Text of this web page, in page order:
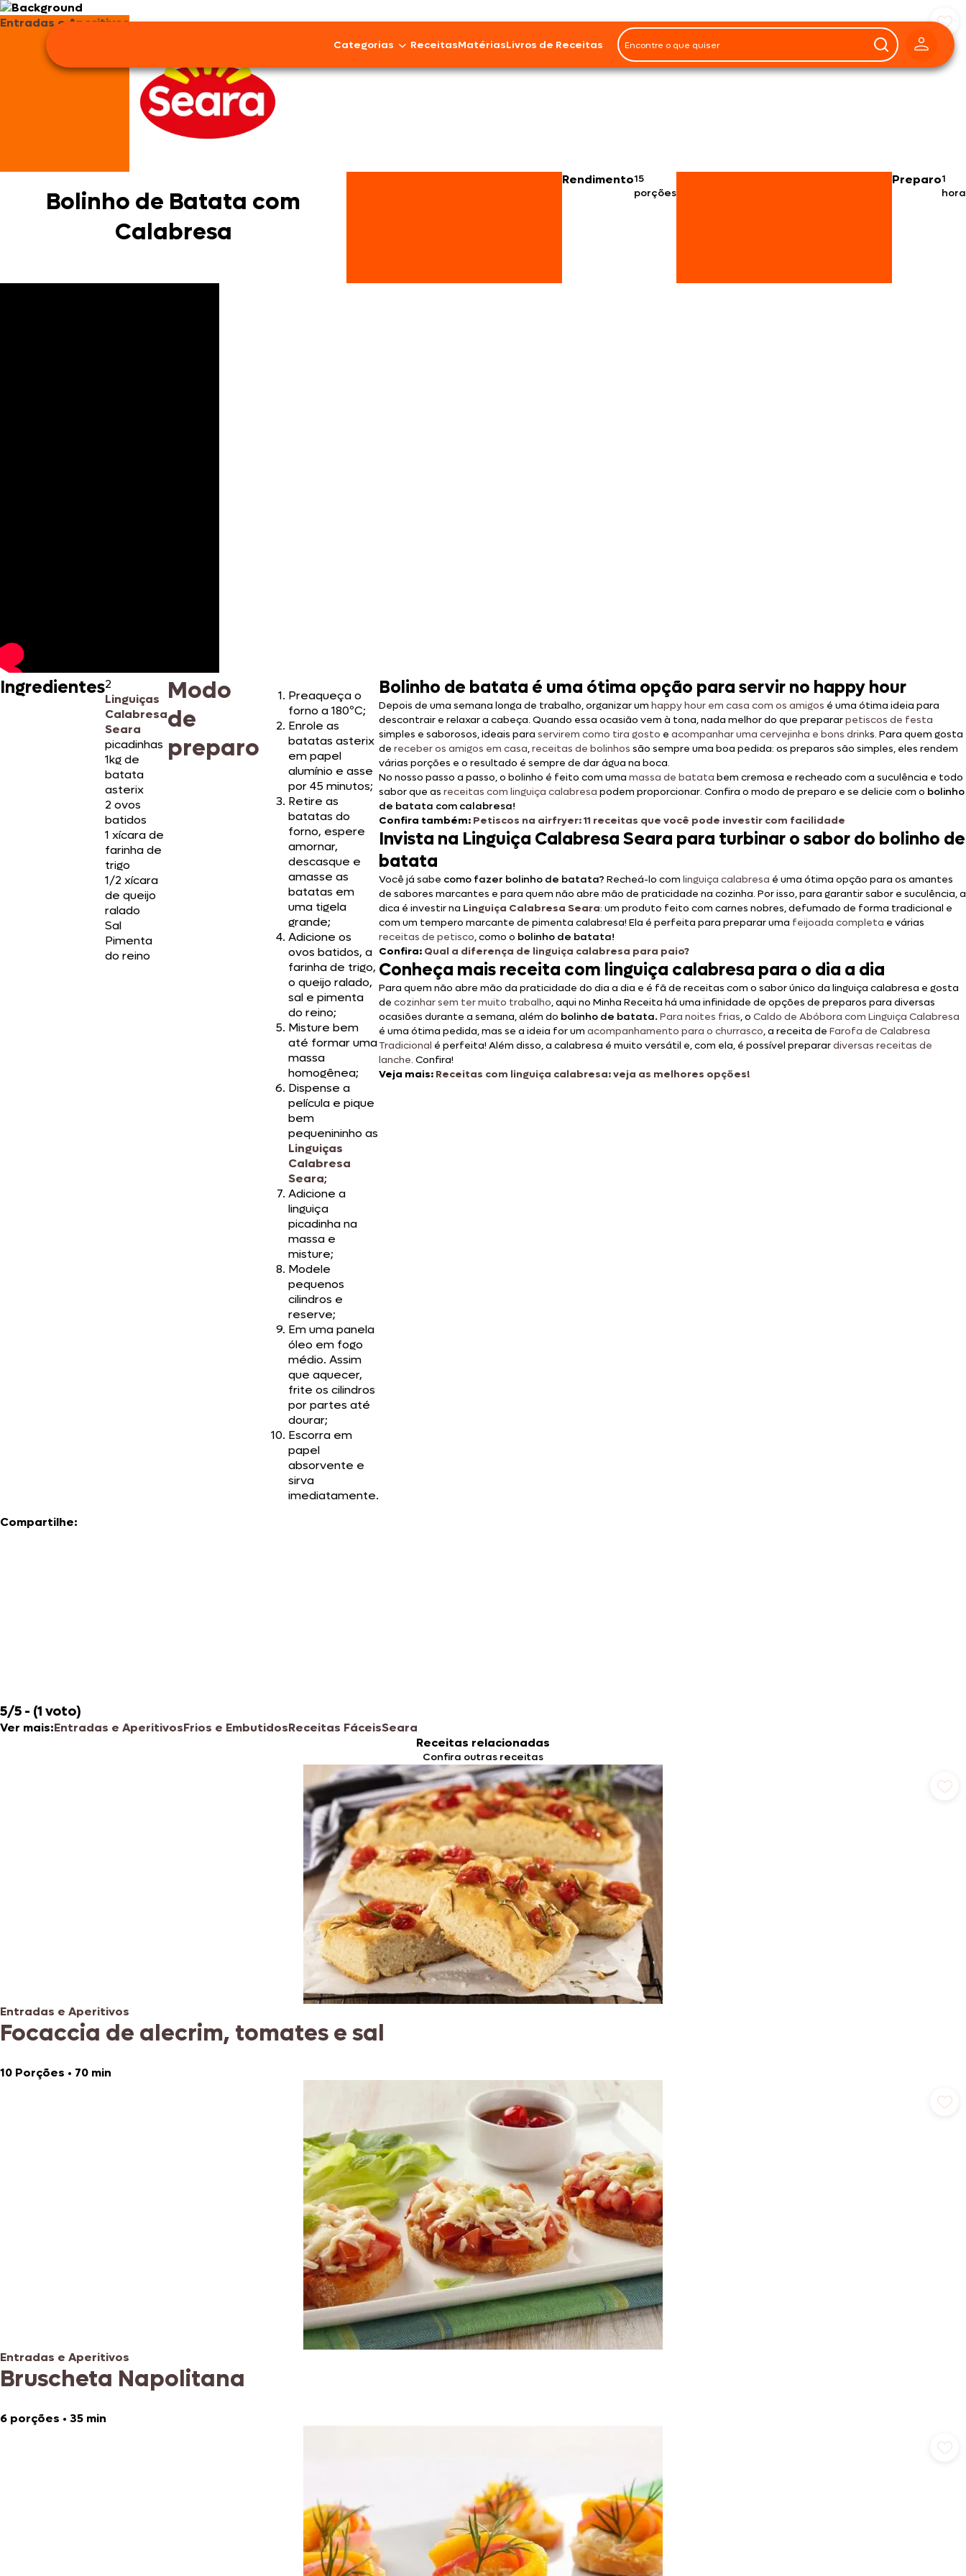
Categorias ReceitasMatériasLivros de Receitas
Entradas e Aperitivos
Bolinho de Batata com
Calabresa
Rendimento15
porções
Preparo1
hora
Ingredientes2
Linguiças
Calabresa
Seara
picadinhas
1kg de
batata
asterix
2 ovos
batidos
1 xícara de
farinha de
trigo
1/2 xícara
de queijo
ralado
Sal
Pimenta
do reino
Modo
de
preparo
Preaqueça o
forno a 180ºC;
Enrole as
batatas asterix
em papel
alumínio e asse
por 45 minutos;
Retire as
batatas do
forno, espere
amornar,
descasque e
amasse as
batatas em
uma tigela
grande;
Adicione os
ovos batidos, a
farinha de trigo,
o queijo ralado,
sal e pimenta
do reino;
Misture bem
até formar uma
massa
homogênea;
Dispense a
película e pique
bem
pequenininho as
Linguiças
Calabresa
Seara;
Adicione a
linguiça
picadinha na
massa e
misture;
Modele
pequenos
cilindros e
reserve;
Em uma panela
óleo em fogo
médio. Assim
que aquecer,
frite os cilindros
por partes até
dourar;
Escorra em
papel
absorvente e
sirva
imediatamente.
Bolinho de batata é uma ótima opção para servir no happy hour
Depois de uma semana longa de trabalho, organizar um happy hour em casa com os amigos é uma ótima ideia para
descontrair e relaxar a cabeça. Quando essa ocasião vem à tona, nada melhor do que prepararpetiscos de festa
simples e saborosos, ideais para servirem como tira gosto e acompanhar uma cervejinha e bons drinks. Para quem gosta
de receber os amigos em casa,receitas de bolinhos são sempre uma boa pedida: os preparos são simples, eles rendem
várias porções e o resultado é sempre de dar água na boca.
No nosso passo a passo, o bolinho é feito com uma massa de batata bem cremosa e recheado com a suculência e todo
sabor que as receitas com linguiça calabresa podem proporcionar. Confira o modo de preparo e se delicie com o bolinho
de batata com calabresa!
Confira também: Petiscos na airfryer: 11 receitas que você pode investir com facilidade
Invista na Linguiça Calabresa Seara para turbinar o sabor do bolinho de
batata
Você já sabe como fazer bolinho de batata? Recheá-lo com linguiça calabresa é uma ótima opção para os amantes
de sabores marcantes e para quem não abre mão de praticidade na cozinha. Por isso, para garantir sabor e suculência, a
dica é investir na Linguiça Calabresa Seara: um produto feito com carnes nobres, defumado de forma tradicional e
com um tempero marcante de pimenta calabresa! Ela é perfeita para preparar uma feijoada completa e várias
receitas de petisco, como o bolinho de batata!
Confira: Qual a diferença de linguiça calabresa para paio?
Conheça mais receita com linguiça calabresa para o dia a dia
Para quem não abre mão da praticidade do dia a dia e é fã de receitas com o sabor único da linguiça calabresa e gosta
de cozinhar sem ter muito trabalho, aqui no Minha Receita há uma infinidade de opções de preparos para diversas
ocasiões durante a semana, além do bolinho de batata. Para noites frias, o Caldo de Abóbora com Linguiça Calabresa
é uma ótima pedida, mas se a ideia for um acompanhamento para o churrasco, a receita de Farofa de Calabresa
Tradicional é perfeita! Além disso, a calabresa é muito versátil e, com ela, é possível preparardiversas receitas de
lanche. Confira!
Veja mais: Receitas com linguiça calabresa: veja as melhores opções!
Compartilhe:
5/5 - (1 voto)
Ver mais:Entradas e AperitivosFrios e EmbutidosReceitas FáceisSeara
Receitas relacionadas
Confira outras receitas
Entradas e Aperitivos
Focaccia de alecrim, tomates e sal
10 Porções • 70 min
Entradas e Aperitivos
Bruscheta Napolitana
6 porções • 35 min